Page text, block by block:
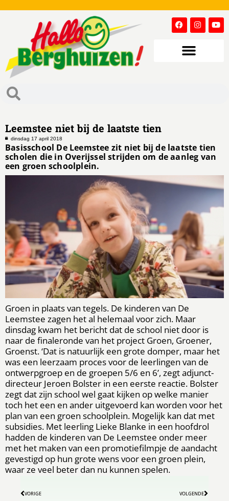
Leemstee niet bij de laatste tien
dinsdag 17 april 2018
Basisschool De Leemstee zit niet bij de laatste tien
scholen die in Overijssel strijden om de aanleg van
een groen schoolplein.
Groen in plaats van tegels. De kinderen van De
Leemstee zagen het al helemaal voor zich. Maar
dinsdag kwam het bericht dat de school niet door is
naar de finaleronde van het project Groen, Groener,
Groenst. ‘Dat is natuurlijk een grote domper, maar het
was een leerzaam proces voor de leerlingen van de
ontwerpgroep en de groepen 5/6 en 6’, zegt adjunct-
directeur Jeroen Bolster in een eerste reactie. Bolster
zegt dat zijn school wel gaat kijken op welke manier
toch het een en ander uitgevoerd kan worden voor het
plan van een groen schoolplein. Mogelijk kan dat met
subsidies. Met leerling Lieke Blanke in een hoofdrol
hadden de kinderen van De Leemstee onder meer
met het maken van een promotiefilmpje de aandacht
gevestigd op hun grote wens voor een groen plein,
waar ze veel beter dan nu kunnen spelen.
VORIGE VOLGENDE